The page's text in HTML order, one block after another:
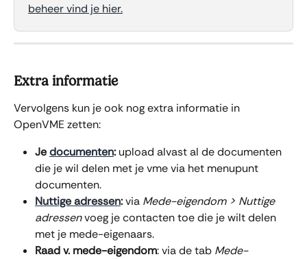
beheer vind je hier.
Extra informatie
Vervolgens kun je ook nog extra informatie in
OpenVME zetten:
Je documenten: upload alvast al de documenten
die je wil delen met je vme via het menupunt
documenten.
Nuttige adressen: via Mede-eigendom > Nuttige
adressen voeg je contacten toe die je wilt delen
met je mede-eigenaars.
Raad v. mede-eigendom: via de tab Mede-